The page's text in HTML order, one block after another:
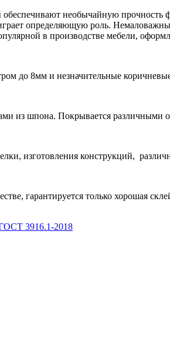
необычайную прочность
определяющую роль.
в производстве мебели,
до 8мм и незначительные
из шпона. Покрывается различными
изготовления конструкций,
гарантируется только хорошая
3916.1-2018